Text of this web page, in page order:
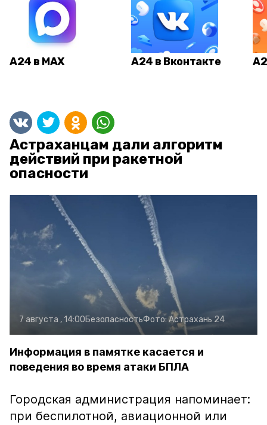
А24 в MAX А24 в Вконтакте
Астраханцам дали алгоритм
действий при ракетной
опасности
7 августа , 14:00БезопасностьФото: Астрахань 24
Информация в памятке касается и
поведения во время атаки БПЛА
Городская администрация напоминает:
при беспилотной, авиационной или